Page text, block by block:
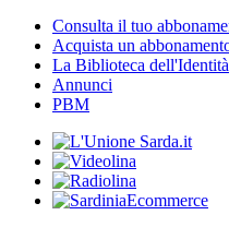
Consulta il tuo
Acquista un
La Biblioteca dell'Identità
Annunci
PBM